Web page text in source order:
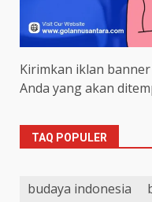
Kirimkan iklan
Anda yang akan
TAQ POPULER
budaya indonesia